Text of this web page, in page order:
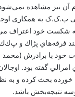
آن نيز مشاهده
پ.ک.ک به همکاری
شکست خود اعتراف می
فرقه‌هاي پژاك و
خود با برادرش (محمد
گفته بود.
خورده بحث كرده و به
نتيجه‌بخش باشد.